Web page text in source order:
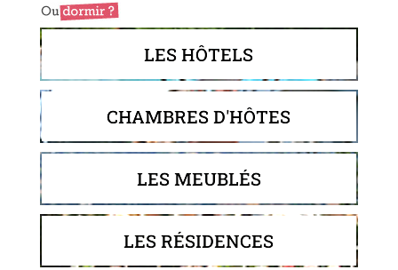
LES HÔTELS
CHAMBRES D'HÔTES
LES MEUBLÉS
LES RÉSIDENCES